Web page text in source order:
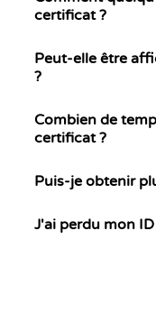
certificat ?
Peut-elle être
?
Combien de
certificat ?
Puis-je obtenir
J'ai perdu mon